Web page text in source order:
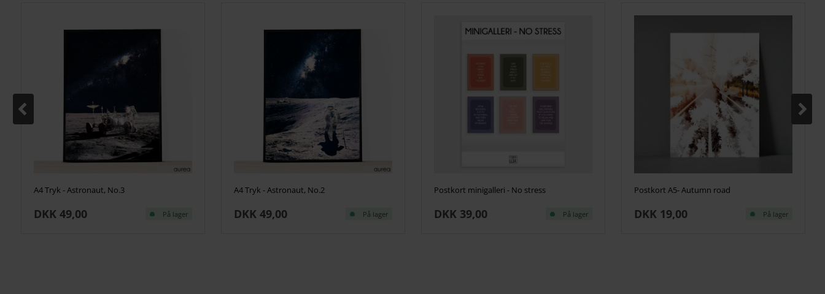
A4 Tryk - Astronaut, No.3
DKK 49,00 På lager
A4 Tryk - Astronaut, No.2
DKK 49,00 På lager
Postkort minigalleri - No stress
DKK 39,00 På lager
Postkort A5- Autumn road
DKK 19,00 På lager